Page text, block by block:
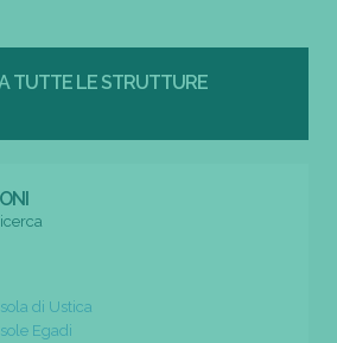
TUTTE LE STRUTTURE
di Ustica
Egadi